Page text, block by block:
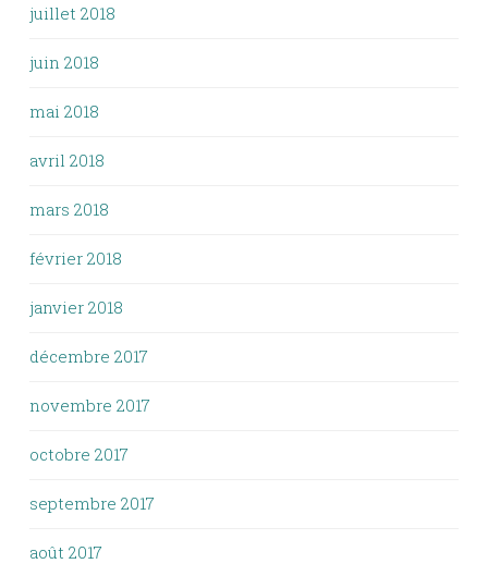
juillet 2018
juin 2018
mai 2018
avril 2018
mars 2018
février 2018
janvier 2018
décembre 2017
novembre 2017
octobre 2017
septembre 2017
août 2017